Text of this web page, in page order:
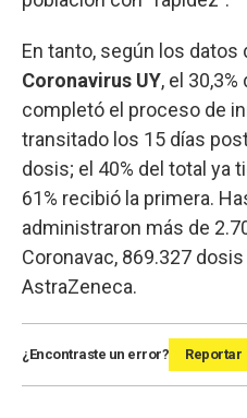
En tanto, según los datos
Coronavirus UY, el
completó el proceso de
transitado los 15 días
dosis; el 40% del total ya
61% recibió la primera.
administraron más de
Coronavac, 869.327
AstraZeneca.
¿Encontraste un error? Reportar